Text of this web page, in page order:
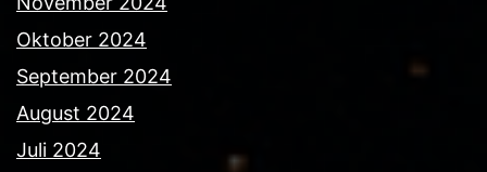
Oktober 2024
September 2024
August 2024
Juli 2024